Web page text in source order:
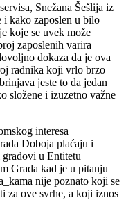
Snežana Šešlija iz
i kako zaposlen u bilo
koje se uvek može
zaposlenih varira
dokaza da je ova
radnika koji vrlo brzo
jeste to da jedan
složene i izuzetno važne
interesa
Doboja plaćaju i
u Entitetu
Grada kad je u pitanju
nije poznato koji se
za ove svrhe, a koji iznos